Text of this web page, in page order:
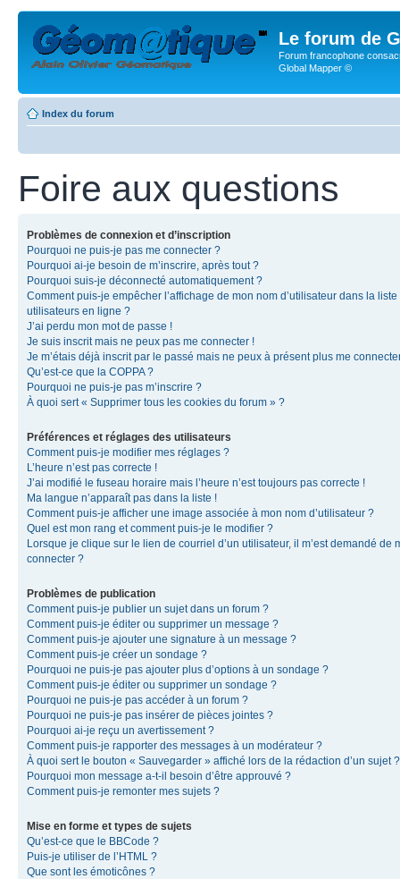
Le forum de
Forum francophone
Global Mapper ©
Index du forum
Foire aux questions
Problèmes de connexion et d’inscription
Pourquoi ne puis-je pas me connecter ?
Pourquoi ai-je besoin de m’inscrire, après tout ?
Pourquoi suis-je déconnecté automatiquement ?
Comment puis-je empêcher l’affichage de mon nom d’utilisateur dans la liste
utilisateurs en ligne ?
J’ai perdu mon mot de passe !
Je suis inscrit mais ne peux pas me connecter !
Je m’étais déjà inscrit par le passé mais ne peux à présent plus me
Qu’est-ce que la COPPA ?
Pourquoi ne puis-je pas m’inscrire ?
À quoi sert « Supprimer tous les cookies du forum » ?
Préférences et réglages des utilisateurs
Comment puis-je modifier mes réglages ?
L’heure n’est pas correcte !
J’ai modifié le fuseau horaire mais l’heure n’est toujours pas correcte !
Ma langue n’apparaît pas dans la liste !
Comment puis-je afficher une image associée à mon nom d’utilisateur ?
Quel est mon rang et comment puis-je le modifier ?
Lorsque je clique sur le lien de courriel d’un utilisateur, il m’est demandé de
connecter ?
Problèmes de publication
Comment puis-je publier un sujet dans un forum ?
Comment puis-je éditer ou supprimer un message ?
Comment puis-je ajouter une signature à un message ?
Comment puis-je créer un sondage ?
Pourquoi ne puis-je pas ajouter plus d’options à un sondage ?
Comment puis-je éditer ou supprimer un sondage ?
Pourquoi ne puis-je pas accéder à un forum ?
Pourquoi ne puis-je pas insérer de pièces jointes ?
Pourquoi ai-je reçu un avertissement ?
Comment puis-je rapporter des messages à un modérateur ?
À quoi sert le bouton « Sauvegarder » affiché lors de la rédaction d’un sujet ?
Pourquoi mon message a-t-il besoin d’être approuvé ?
Comment puis-je remonter mes sujets ?
Mise en forme et types de sujets
Qu’est-ce que le BBCode ?
Puis-je utiliser de l’HTML ?
Que sont les émoticônes ?